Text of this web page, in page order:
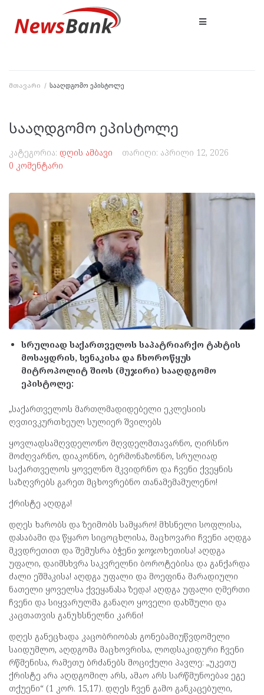
მთავარი / სააღდგომო ეპისტოლე
სააღდგომო ეპისტოლე
კატეგორია: დღის ამბავი თარიღი: აპრილი 12, 2026
0 კომენტარი
სრულიად საქართველოს საპატრიარქო ტახტის
მოსაყდრის, სენაკისა და ჩხოროწყუს
მიტროპოლიტ შიოს (მუჯირი) სააღდგომო
ეპისტოლე:
„საქართველოს მართლმადიდებელი ეკლესიის
ღვთივკურთხეულ სულიერ შვილებს
ყოვლადსამღვდელონო მღვდელმთავარნო, ღირსნო
მოძღვარნო, დიაკონნო, ბერმონაზონნო, სრულიად
საქართველოს ყოველნო მკვიდრნო და ჩვენი ქვეყნის
საზღვრებს გარეთ მცხოვრებნო თანამემამულენო!
ქრისტე აღდგა!
დღეს ხარობს და ზეიმობს სამყარო! მხსნელი სოფლისა,
დასაბამი და წყარო სიცოცხლისა, მაცხოვარი ჩვენი აღდგა
მკვდრეთით და შემუსრა ბჭენი ჯოჯოხეთისა! აღდგა
უფალი, დაიმსხვრა საკვრელნი ბოროტებისა და განქარდა
ძალი ეშმაკისა! აღდგა უფალი და მოეფინა მარადიული
ნათელი ყოველსა ქვეყანასა ზედა! აღდგა უფალი ღმერთი
ჩვენი და სიყვარულმა განაღო ყოველი დახშული და
კაცთათვის განუხსნელნი კარნი!
დღეს განეცხადა კაცობრიობას გონებამიუწვდომელი
საიდუმლო, აღდგომა მაცხოვრისა, ლოდსაკიდური ჩვენი
რწმენისა, რამეთუ ბრძანებს მოციქული პავლე: „უკეთუ
ქრისტე არა აღდგომილ არს, ამაო არს სარწმუნოებაჲ ეგე
თქუენი“ (1 კორ. 15,17). დღეს ჩვენ გამო განკაცებული,